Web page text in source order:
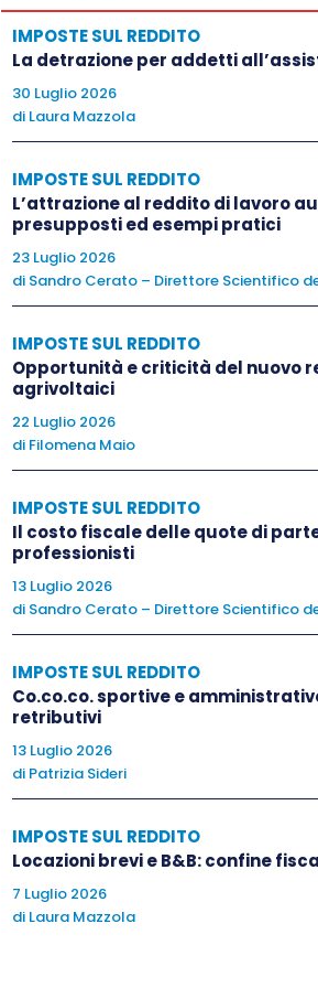
cessione abbiagenerato vantaggi
sopravvenienza attiva apparirebbe
tassazione. Si pensi, ad esempio, ai
oppure alla cessione di
deducibili.
Ma tornando al tema della
possono essere generate da un
strumentale del professionista alla
contratto di locazione finanziaria
intimoriti da unaeventuale
contenuto economico e tesa
fiscalidiversamente non fruibili.
Sul punto, è certamente interessante
L’operazione descrittain tale istanza
qualche analogia con il tema del lease
un professionista individuale
che
all’immobile utilizzato
professionista sarà unico socio
ma ciò non a causa del fatto che
(ancorché non giuridica), bensì a
corrispettivo risibile rispetto al
quantificazione del corrispettivo di
operazione non abusiva del diritto nel
IMPOSTE SUL REDDITO
La detrazione per addetti
30 Luglio 2026
di Laura Mazzola
IMPOSTE SUL REDDITO
L’attrazione al reddito di lavoro
presupposti ed esempi pratici
23 Luglio 2026
di Sandro Cerato – Direttore Scientifico
IMPOSTE SUL REDDITO
Opportunità e criticità del nuovo
agrivoltaici
22 Luglio 2026
di Filomena Maio
IMPOSTE SUL REDDITO
Il costo fiscale delle quote di
professionisti
13 Luglio 2026
di Sandro Cerato – Direttore Scientifico
IMPOSTE SUL REDDITO
Co.co.co. sportive e
retributivi
13 Luglio 2026
di Patrizia Sideri
IMPOSTE SUL REDDITO
Locazioni brevi e B&B: confine
7 Luglio 2026
di Laura Mazzola